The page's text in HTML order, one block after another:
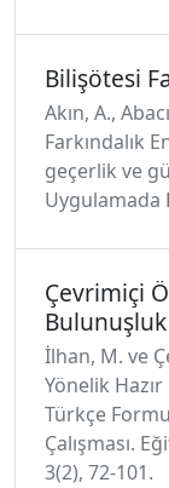
Bilişötesi
Akın, A.,
Farkındalık
geçerlik ve
Uygulamada
Çevrimiçi
İlhan, M. ve
Yönelik
Türkçe
Çalışması.
3(2), 72-101.